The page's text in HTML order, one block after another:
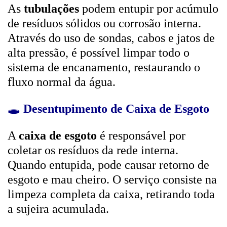
As tubulações podem entupir por acúmulo
de resíduos sólidos ou corrosão interna.
Através do uso de sondas, cabos e jatos de
alta pressão, é possível limpar todo o
sistema de encanamento, restaurando o
fluxo normal da água.
🕳️ Desentupimento de Caixa de Esgoto
A caixa de esgoto é responsável por
coletar os resíduos da rede interna.
Quando entupida, pode causar retorno de
esgoto e mau cheiro. O serviço consiste na
limpeza completa da caixa, retirando toda
a sujeira acumulada.